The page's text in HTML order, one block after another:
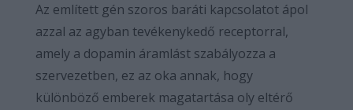
Az említett gén szoros baráti kapcsolatot ápol
azzal az agyban tevékenykedő receptorral,
amely a dopamin áramlást szabályozza a
szervezetben, ez az oka annak, hogy
különböző emberek magatartása oly eltérő